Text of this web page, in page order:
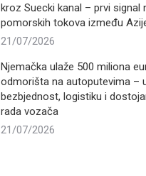
kroz Suecki kanal – prvi signal
pomorskih tokova između
21/07/2026
Njemačka ulaže 500 miliona
odmorišta na autoputevima –
bezbjednost, logistiku i
rada vozača
21/07/2026